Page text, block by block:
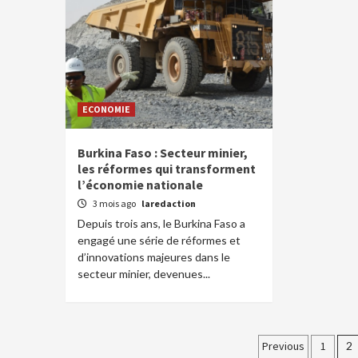
ECONOMIE
Burkina Faso : Secteur minier,
les réformes qui transforment
l’économie nationale
3 mois ago laredaction
Depuis trois ans, le Burkina Faso a
engagé une série de réformes et
d’innovations majeures dans le
secteur minier, devenues...
Pagination
Previous 1 2